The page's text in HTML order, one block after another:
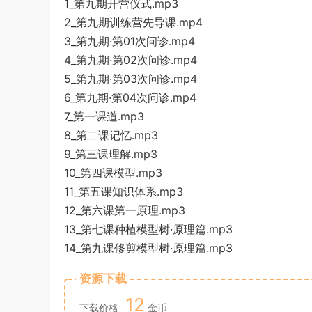
1_第九期开营仪式.mp3
2_第九期训练营先导课.mp4
3_第九期·第01次问诊.mp4
4_第九期·第02次问诊.mp4
5_第九期·第03次问诊.mp4
6_第九期·第04次问诊.mp4
7_第一课道.mp3
8_第二课记忆.mp3
9_第三课理解.mp3
10_第四课模型.mp3
11_第五课知识体系.mp3
12_第六课第一原理.mp3
13_第七课种植模型树·原理篇.mp3
14_第九课修剪模型树·原理篇.mp3
资源下载
下载价格 12 金币